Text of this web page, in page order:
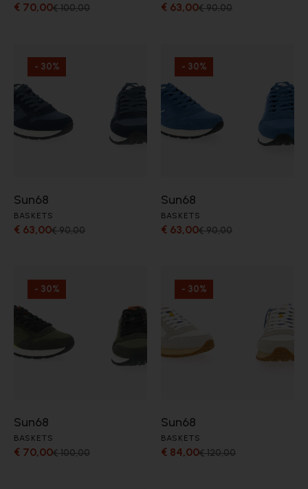
€ 70,00€ 100,00 € 63,00€ 90,00
- 30%
Sun68
BASKETS
€ 63,00€ 90,00
- 30%
Sun68
BASKETS
€ 63,00€ 90,00
- 30%
Sun68
BASKETS
€ 70,00€ 100,00
- 30%
Sun68
BASKETS
€ 84,00€ 120,00